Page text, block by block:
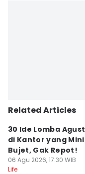
Related Articles
30 Ide Lomba
di Kantor yang
Bujet, Gak Repot!
06 Agu 2026, 17:30 WIB
Life